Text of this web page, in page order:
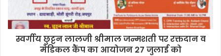
स्वर्गीय छुट्टन लालजी श्रीमाल जन्मशती पर रक्तदान व
मेडिकल कैंप का आयोजन 27 जुलाई को